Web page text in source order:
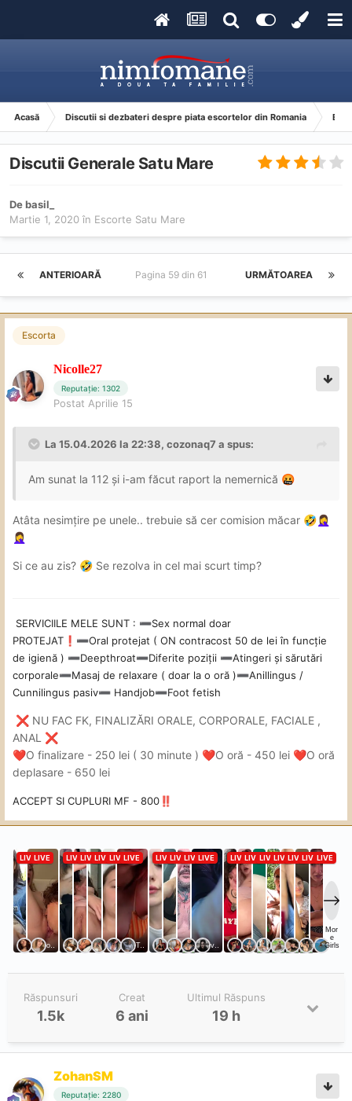
Acasă Discutii si dezbateri despre piata escortelor din Romania
Discutii Generale Satu Mare
Debasil_
Martie 1, 2020 în Escorte Satu Mare
ANTERIOARĂ URMĂTOAREA
Pagina 59 din 61
Escorta
Nicolle27
Reputație: 1302
Postat Aprilie 15
La 15.04.2026 la 22:38, cozonaq7 a spus:
Am sunat la 112 și i-am făcut raport la nemernică 🤬
Atâta nesimțire pe unele.. trebuie să cer comision măcar 🤣🤦‍♀️
🤦‍♀️
Si ce au zis? 🤣 Se rezolva in cel mai scurt timp?
SERVICIILE MELE SUNT : ➖Sex normal doar
PROTEJAT ❗ ➖Oral protejat ( ON contracost 50 de lei în funcție
de igienă ) ➖Deepthroat➖Diferite poziții ➖Atingeri și sărutări
corporale➖Masaj de relaxare ( doar la o oră )➖Anillingus /
Cunnilingus pasiv➖ Handjob➖Foot fetish
❌ NU FAC FK, FINALIZĂRI ORALE, CORPORALE, FACIALE ,
ANAL
❌
❤️O finalizare - 250 lei ( 30 minute ) ❤️O oră - 450 lei ❤️O oră
deplasare - 650 lei
ACCEPT SI CUPLURI MF - 800 ‼️
Răspunsuri
1.5k
Creat
6 ani
Ultimul Răspuns
19 h
ZohanSM
Reputație: 2280